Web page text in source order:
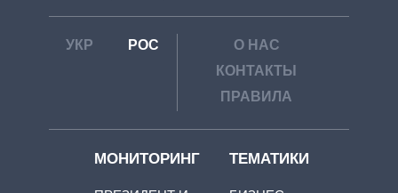
УКР РОС
О НАС
КОНТАКТЫ
ПРАВИЛА
МОНИТОРИНГ ТЕМАТИКИ